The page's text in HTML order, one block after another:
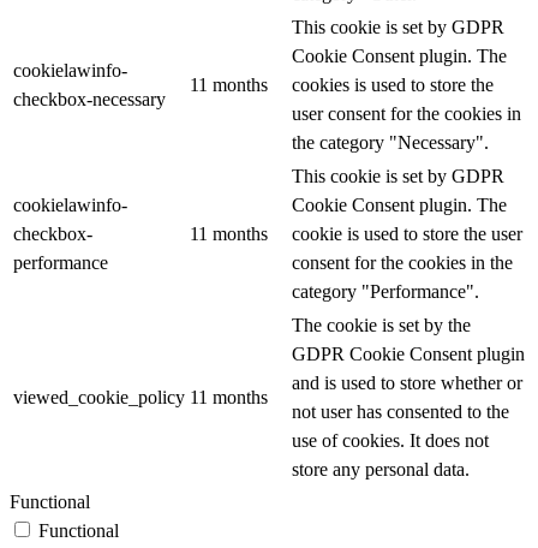
cookielawinfo-
checkbox-necessary
11 months
This cookie is set by GDPR
Cookie Consent plugin. The
cookies is used to store the
user consent for the cookies in
the category "Necessary".
cookielawinfo-
checkbox-
performance
11 months
This cookie is set by GDPR
Cookie Consent plugin. The
cookie is used to store the user
consent for the cookies in the
category "Performance".
viewed_cookie_policy 11 months
The cookie is set by the
GDPR Cookie Consent plugin
and is used to store whether or
not user has consented to the
use of cookies. It does not
store any personal data.
Functional
Functional